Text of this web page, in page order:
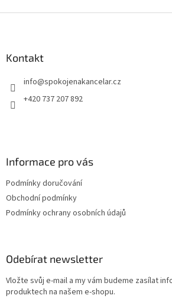
Kontakt
info@spokojenakancelar.cz
+420 737 207 892
Informace pro vás
Podmínky doručování
Obchodní podmínky
Podmínky ochrany osobních údajů
Odebírat newsletter
Vložte svůj e-mail a my vám budeme zasílat
produktech na našem e-shopu.